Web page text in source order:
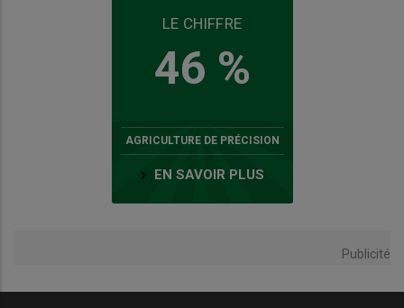
LE CHIFFRE
46 %
AGRICULTURE DE PRÉCISION
EN SAVOIR PLUS
Publicité